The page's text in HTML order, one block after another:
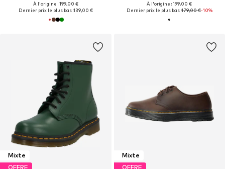
À l'origine : 199,00 €
Dernier prix le plus bas :139,00 €
À l'origine : 199,00 €
Dernier prix le plus bas :179,00 €-10%
Mixte
OFFRE
Mixte
OFFRE